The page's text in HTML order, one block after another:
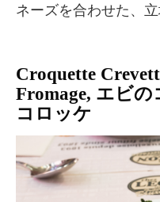
ネーズを合わせた、
Croquette Crevette and Croquette
Fromage, エビ
コロッケ